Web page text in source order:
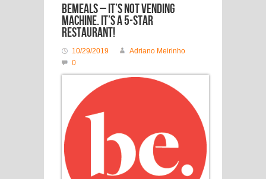
BeMeals – It’s not vending
machine. It’s a 5-star
restaurant!
10/29/2019
Adriano Meirinho
0